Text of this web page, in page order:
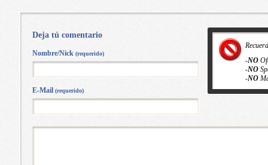
-NO
-NO
-NO
Deja tú comentario
Nombre/Nick (requerido)
E-Mail (requerido)